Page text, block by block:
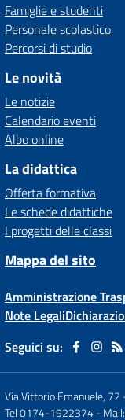
Famiglie e studenti
Personale scolastico
Percorsi di studio
Le novità
Le notizie
Calendario eventi
Albo online
La didattica
Offerta formativa
Le schede didattiche
I progetti delle classi
Mappa del sito
Amministrazione
Note Legali
Seguici su:
Via Vittorio Emanuele, 72
Tel 0174-1922374- Mail: